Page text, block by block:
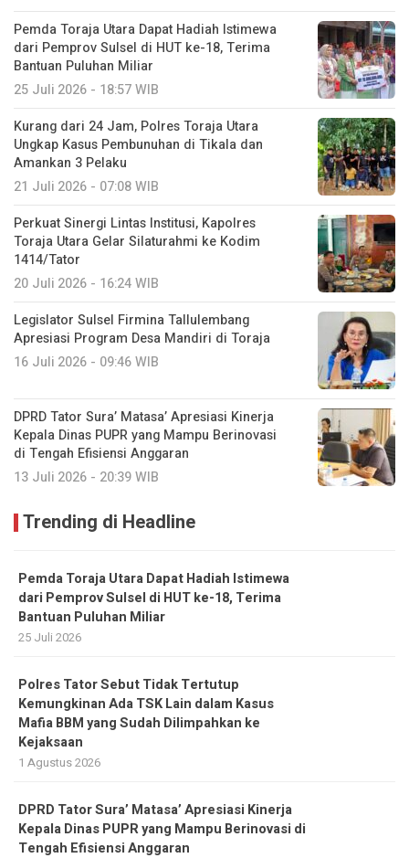
Pemda Toraja Utara Dapat Hadiah Istimewa
dari Pemprov Sulsel di HUT ke-18, Terima
Bantuan Puluhan Miliar
25 Juli 2026 - 18:57 WIB
Kurang dari 24 Jam, Polres Toraja Utara
Ungkap Kasus Pembunuhan di Tikala dan
Amankan 3 Pelaku
21 Juli 2026 - 07:08 WIB
Perkuat Sinergi Lintas Institusi, Kapolres
Toraja Utara Gelar Silaturahmi ke Kodim
1414/Tator
20 Juli 2026 - 16:24 WIB
Legislator Sulsel Firmina Tallulembang
Apresiasi Program Desa Mandiri di Toraja
16 Juli 2026 - 09:46 WIB
DPRD Tator Sura’ Matasa’ Apresiasi Kinerja
Kepala Dinas PUPR yang Mampu Berinovasi
di Tengah Efisiensi Anggaran
13 Juli 2026 - 20:39 WIB
Trending di Headline
Pemda Toraja Utara Dapat Hadiah Istimewa
dari Pemprov Sulsel di HUT ke-18, Terima
Bantuan Puluhan Miliar
25 Juli 2026
Polres Tator Sebut Tidak Tertutup
Kemungkinan Ada TSK Lain dalam Kasus
Mafia BBM yang Sudah Dilimpahkan ke
Kejaksaan
1 Agustus 2026
DPRD Tator Sura’ Matasa’ Apresiasi Kinerja
Kepala Dinas PUPR yang Mampu Berinovasi di
Tengah Efisiensi Anggaran